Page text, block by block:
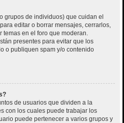
grupos de individuos) que cuidan el
editar o borrar mensajes, cerrarlos,
temas en el foro que moderan.
presentes para evitar que los
o publiquen spam y/o contenido
de usuarios que dividen a la
con los cuales puede trabajar los
puede pertenecer a varios grupos y